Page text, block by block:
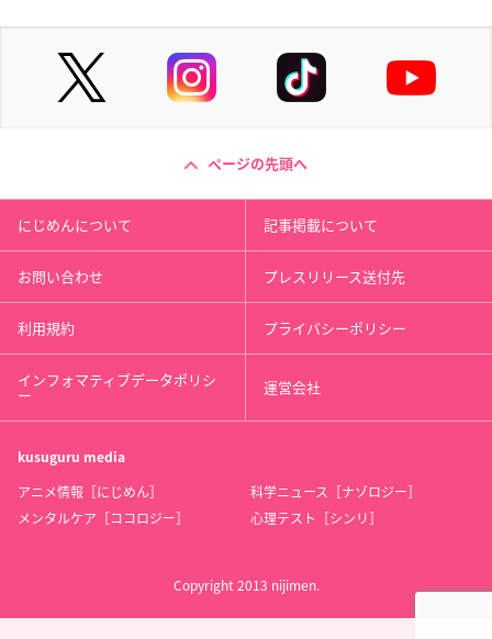
ページの先頭へ
にじめんについて 記事掲載について
お問い合わせ プレスリリース送付先
利用規約 プライバシーポリシー
インフォマティブデータポリシ
ー 運営会社
kusuguru media
アニメ情報［にじめん］
科学ニュース［ナゾロジー］
メンタルケア［ココロジー］
心理テスト［シンリ］
Copyright 2013 nijimen.